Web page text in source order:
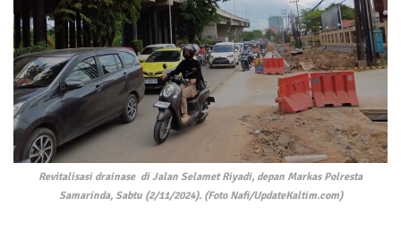
Revitalisasi drainase di Jalan Selamet Riyadi, depan Markas Polresta
Samarinda, Sabtu (2/11/2024). (Foto Nafi/UpdateKaltim.com)